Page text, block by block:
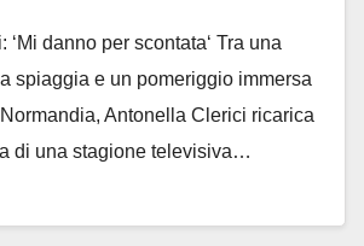
danno per scontata‘ Tra una
spiaggia e un pomeriggio immersa
Antonella Clerici ricarica
di una stagione televisiva…